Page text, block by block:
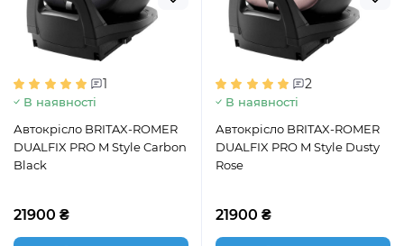
1
В наявності
Автокрісло BRITAX-ROMER
DUALFIX PRO M Style Carbon
Black
21900 ₴
2
В наявності
Автокрісло BRITAX-ROMER
DUALFIX PRO M Style Dusty
Rose
21900 ₴